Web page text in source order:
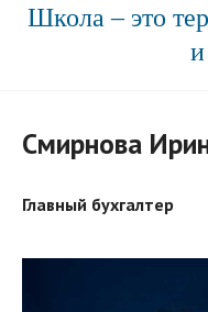
Школа – это
Смирнова
Главный бухгалтер